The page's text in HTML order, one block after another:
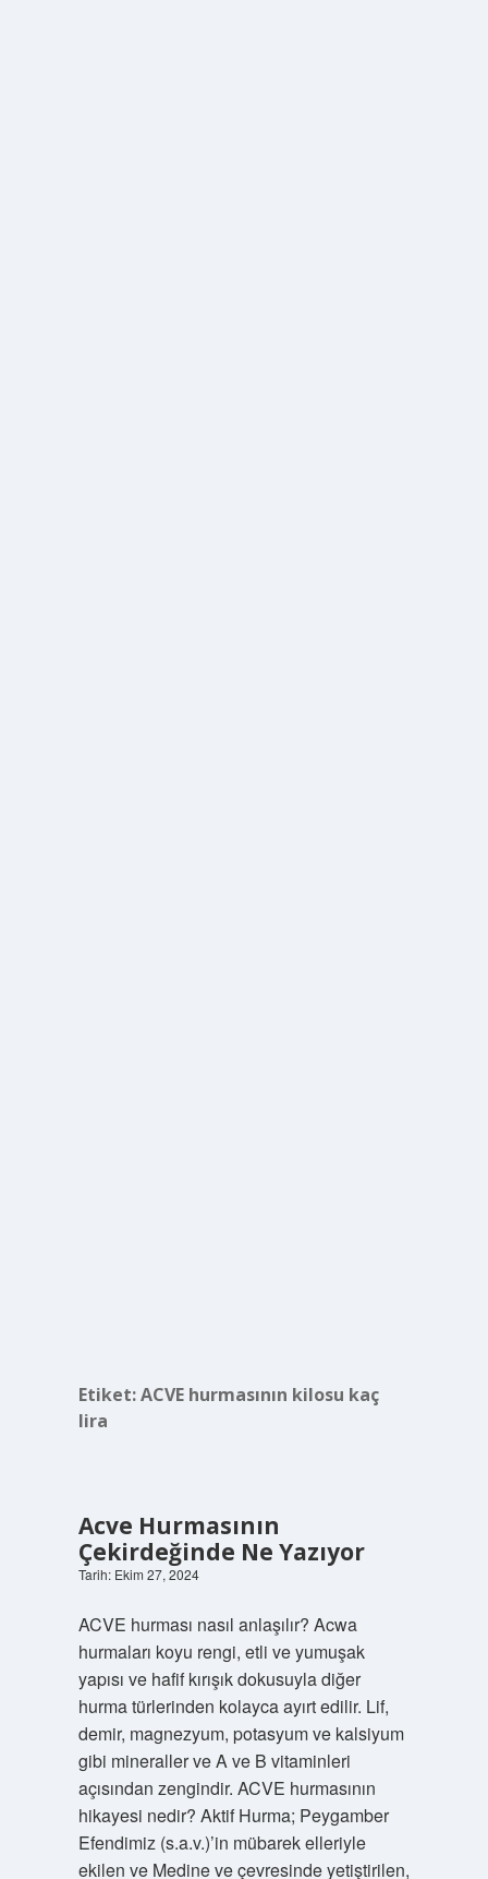
Etiket:ACVE hurmasının kilosu kaç
lira
Acve Hurmasının
Çekirdeğinde Ne Yazıyor
Tarih: Ekim 27, 2024
ACVE hurması nasıl anlaşılır? Acwa
hurmaları koyu rengi, etli ve yumuşak
yapısı ve hafif kırışık dokusuyla diğer
hurma türlerinden kolayca ayırt edilir. Lif,
demir, magnezyum, potasyum ve kalsiyum
gibi mineraller ve A ve B vitaminleri
açısından zengindir. ACVE hurmasının
hikayesi nedir? Aktif Hurma; Peygamber
Efendimiz (s.a.v.)’in mübarek elleriyle
ekilen ve Medine ve çevresinde yetiştirilen,